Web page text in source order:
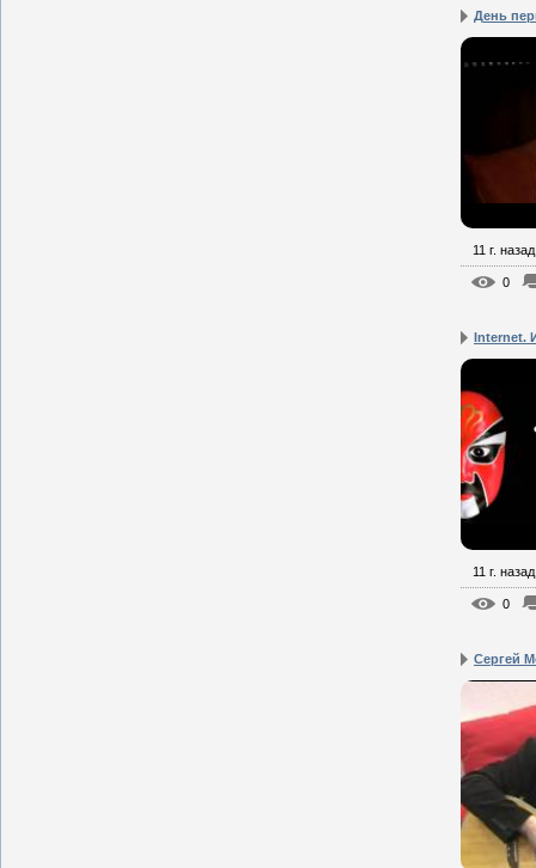
День
11 г. назад
0
Internet.
11 г. назад
0
Сергей